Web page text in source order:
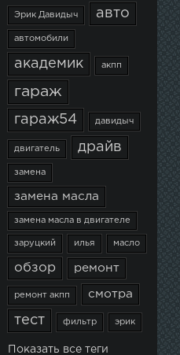
Эрик Давидыч авто
автомобили
академик акпп
гараж
гараж54 давидыч
двигатель драйв
замена
замена масла
замена масла в двигателе
заруцкий илья масло
обзор ремонт
ремонт акпп смотра
тест фильтр эрик
Показать все теги